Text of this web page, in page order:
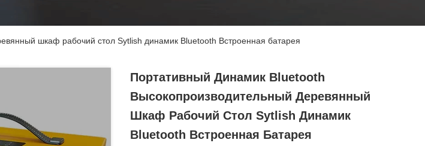
шкаф рабочий стол Sytlish динамик Bluetooth Встроенная батарея
Портативный Динамик Bluetooth
Высокопроизводительный Деревянный
Шкаф Рабочий Стол Sytlish Динамик
Bluetooth Встроенная Батарея